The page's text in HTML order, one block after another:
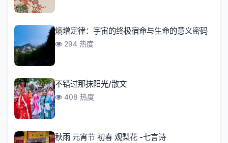
熵增定律：宇宙的终极宿命与生命的意义密码
294 热度
不错过那抹阳光/散文
408 热度
秋雨 元宵节 初春 观梨花 -七言诗